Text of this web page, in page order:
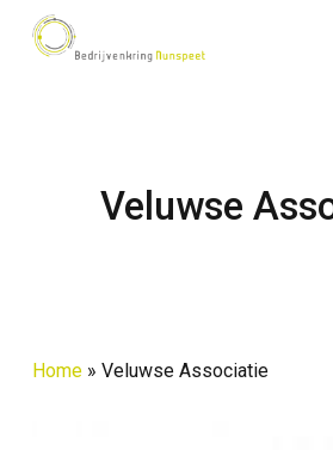
Veluwse
Home» Veluwse Associatie